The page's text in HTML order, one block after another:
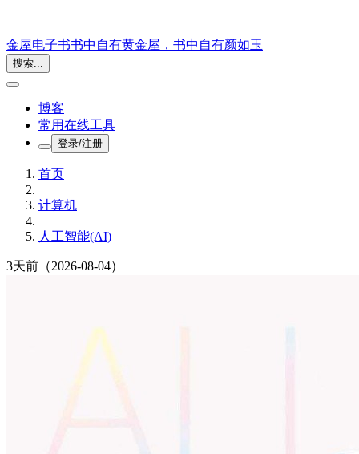
金屋电子书书中自有黄金屋，书中自有颜如玉
搜索...
博客
常用在线工具
登录/注册
首页
计算机
人工智能(AI)
3天前 （2026-08-04）